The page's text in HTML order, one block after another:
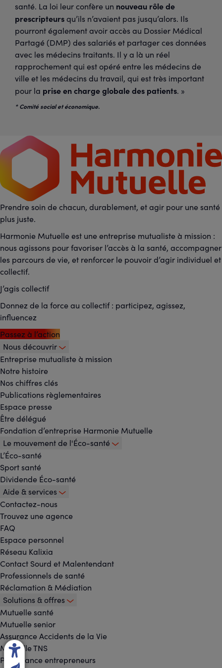
santé. La loi leur confère un nouveau rôle de
prescripteurs qu’ils n’avaient pas jusqu’alors. Ils
pourront également avoir accès au Dossier Médical
Partagé (DMP) des salariés et partager ces données
avec les médecins traitants. Il y a là un réel
rapprochement qui est opéré entre les médecins de
ville et les médecins du travail, qui est très important
pour la prise en charge globale des patients. »
* Comité social et économique.
Prendre soin de chacun, durablement, et agir pour une santé
plus juste.
Harmonie Mutuelle est une entreprise mutualiste à mission :
nous agissons pour favoriser l’accès à la santé, accompagner
les parcours de vie, et renforcer le pouvoir d’agir individuel et
collectif.
J’agis collectif
Donnez de la force au collectif : participez, agissez,
influencez
Passez à l’action
Footer
-
Menu
principal
Nous découvrir
Entreprise mutualiste à mission
Notre histoire
Nos chiffres clés
Publications règlementaires
Espace presse
Être délégué
Fondation d’entreprise Harmonie Mutuelle
Le mouvement de l'Éco-santé
L’Éco-santé
Sport santé
Dividende Éco-santé
Aide & services
Contactez-nous
Trouvez une agence
FAQ
Espace personnel
Réseau Kalixia
Contact Sourd et Malentendant
Professionnels de santé
Réclamation & Médiation
Solutions & offres
Mutuelle santé
Mutuelle senior
Assurance Accidents de la Vie
Mutuelle TNS
Prévoyance entrepreneurs